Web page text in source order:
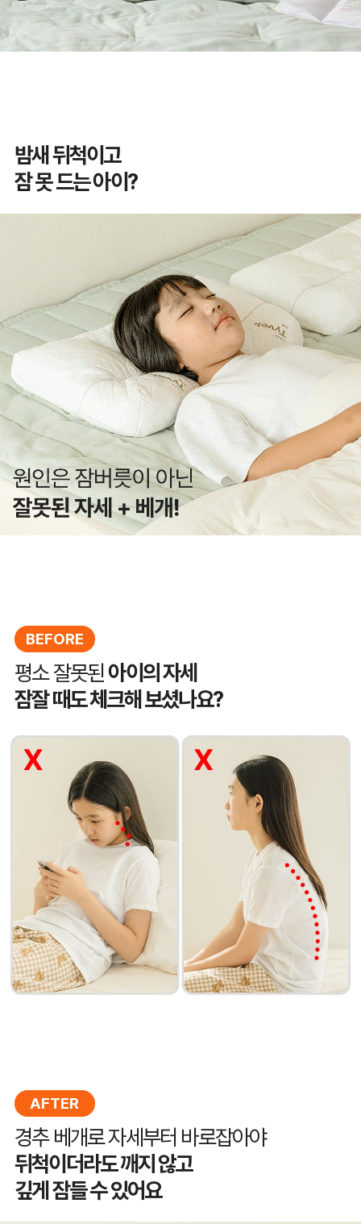
밤새 뒤척이고
잠 못 드는 아이?
BEFORE
평소 잘못된아이의 자세
잠잘 때도 체크해 보셨나요?
AFTER
경추 베개로 자세부터 바로잡아야
뒤척이더라도 깨지 않고
깊게 잠들 수 있어요